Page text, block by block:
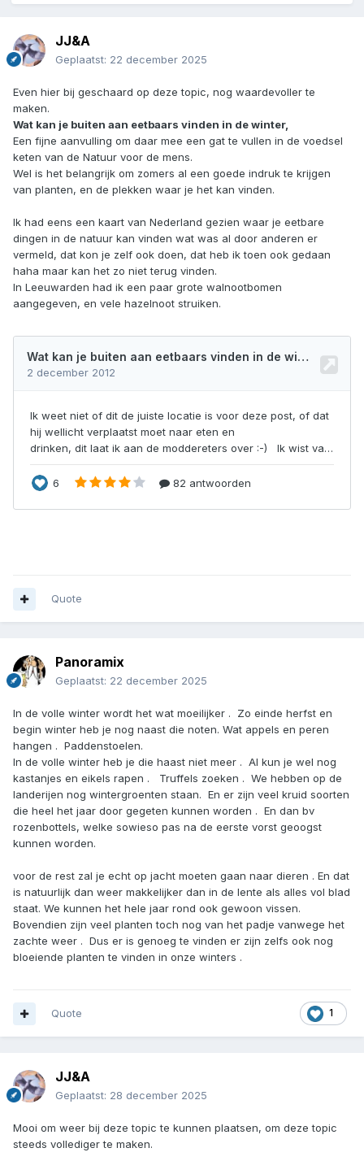
JJ&A
Geplaatst: 22 december 2025
Even hier bij geschaard op deze topic, nog waardevoller te
maken.
Wat kan je buiten aan eetbaars vinden in de winter,
Een fijne aanvulling om daar mee een gat te vullen in de voedsel
keten van de Natuur voor de mens.
Wel is het belangrijk om zomers al een goede indruk te krijgen
van planten, en de plekken waar je het kan vinden.
Ik had eens een kaart van Nederland gezien waar je eetbare
dingen in de natuur kan vinden wat was al door anderen er
vermeld, dat kon je zelf ook doen, dat heb ik toen ook gedaan
haha maar kan het zo niet terug vinden.
In Leeuwarden had ik een paar grote walnootbomen
aangegeven, en vele hazelnoot struiken.
Quote
Panoramix
Geplaatst: 22 december 2025
In de volle winter wordt het wat moeilijker . Zo einde herfst en
begin winter heb je nog naast die noten. Wat appels en peren
hangen . Paddenstoelen.
In de volle winter heb je die haast niet meer . Al kun je wel nog
kastanjes en eikels rapen . Truffels zoeken . We hebben op de
landerijen nog wintergroenten staan. En er zijn veel kruid soorten
die heel het jaar door gegeten kunnen worden . En dan bv
rozenbottels, welke sowieso pas na de eerste vorst geoogst
kunnen worden.
voor de rest zal je echt op jacht moeten gaan naar dieren . En dat
is natuurlijk dan weer makkelijker dan in de lente als alles vol blad
staat. We kunnen het hele jaar rond ook gewoon vissen.
Bovendien zijn veel planten toch nog van het padje vanwege het
zachte weer . Dus er is genoeg te vinden er zijn zelfs ook nog
bloeiende planten te vinden in onze winters .
1
Quote
JJ&A
Geplaatst: 28 december 2025
Mooi om weer bij deze topic te kunnen plaatsen, om deze topic
steeds vollediger te maken.